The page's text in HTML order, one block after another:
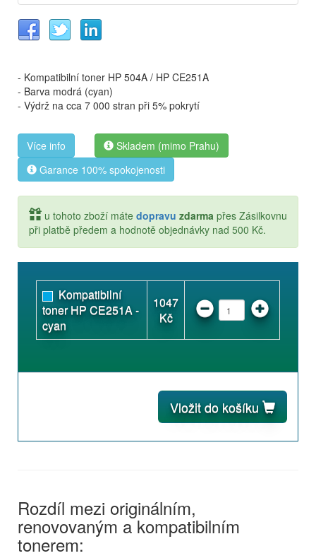
- Kompatibilní toner HP 504A / HP CE251A
- Barva modrá (cyan)
- Výdrž na cca 7 000 stran při 5% pokrytí
Více info
Skladem (mimo Prahu)
Garance 100% spokojenosti
u tohoto zboží máte dopravu zdarma přes Zásilkovnu
při platbě předem a hodnotě objednávky nad 500 Kč.
Kompatibilní
toner HP CE251A -
cyan
1047
Kč
Vložit do košíku
Rozdíl mezi originálním,
renovovaným a kompatibilním
tonerem: